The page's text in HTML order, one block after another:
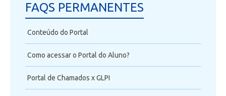
FAQS PERMANENTES
Conteúdo do Portal
Como acessar o Portal do Aluno?
Portal de Chamados x GLPI